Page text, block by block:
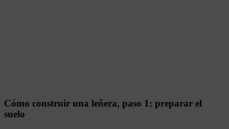
Cómo construir una leñera, paso 1: preparar el
suelo